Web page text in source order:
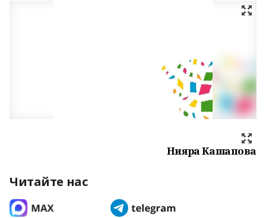
Нияра Кашапова
Читайте нас